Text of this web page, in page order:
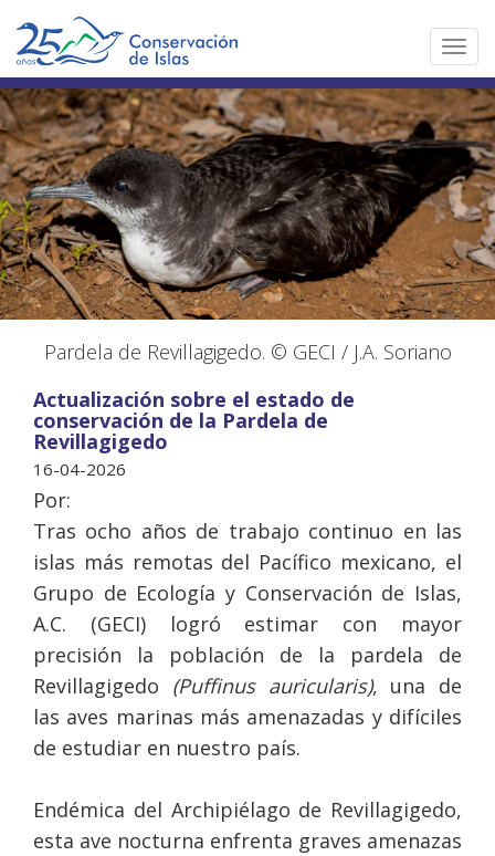
Pardela de Revillagigedo. © GECI / J.A. Soriano
Actualización sobre el estado de
conservación de la Pardela de
Revillagigedo
16-04-2026
Por:
Tras ocho años de trabajo continuo en las
islas más remotas del Pacífico mexicano, el
Grupo de Ecología y Conservación de Islas,
A.C. (GECI) logró estimar con mayor
precisión la población de la pardela de
Revillagigedo (Puffinus auricularis), una de
las aves marinas más amenazadas y difíciles
de estudiar en nuestro país.
Endémica del Archipiélago de Revillagigedo,
esta ave nocturna enfrenta graves amenazas